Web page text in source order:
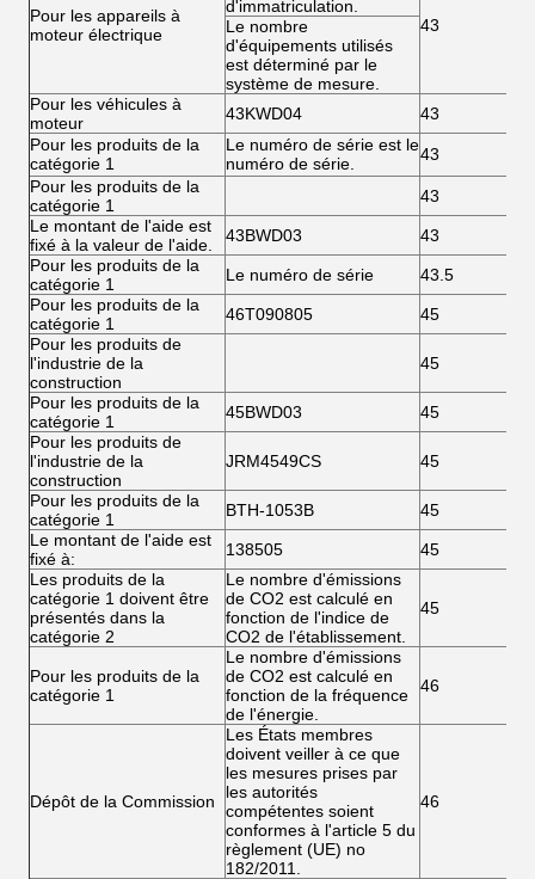
Pour les appareils à
moteur électrique
d'immatriculation.
43
Le nombre
d'équipements utilisés
est déterminé par le
système de mesure.
Pour les véhicules à
moteur
43KWD04
43
Pour les produits de la
catégorie 1
Le numéro de série est le
numéro de série.
43
Pour les produits de la
catégorie 1
43
Le montant de l'aide est
fixé à la valeur de l'aide.
43BWD03
43
Pour les produits de la
catégorie 1
Le numéro de série
43.5
Pour les produits de la
catégorie 1
46T090805
45
Pour les produits de
l'industrie de la
construction
45
Pour les produits de la
catégorie 1
45BWD03
45
Pour les produits de
l'industrie de la
construction
JRM4549CS 45
Pour les produits de la
catégorie 1
BTH-1053B
45
Le montant de l'aide est
fixé à:
138505
45
Les produits de la
catégorie 1 doivent être
présentés dans la
catégorie 2
Le nombre d'émissions
de CO2 est calculé en
fonction de l'indice de
CO2 de l'établissement.
45
Pour les produits de la
catégorie 1
Le nombre d'émissions
de CO2 est calculé en
fonction de la fréquence
de l'énergie.
46
Dépôt de la Commission
Les États membres
doivent veiller à ce que
les mesures prises par
les autorités
compétentes soient
conformes à l'article 5 du
règlement (UE) no
182/2011.
46